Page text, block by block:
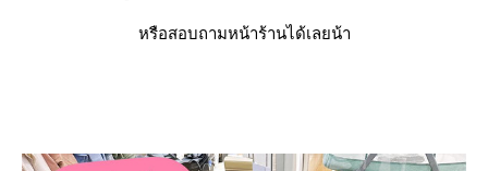
หรือสอบถามหน้าร้านได้เลยน้า